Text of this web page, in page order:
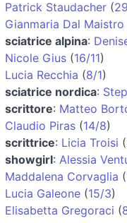
Patrick Staudacher (
Gianmaria Dal Maistro
sciatrice alpina:
Nicole Gius (16/11)
Lucia Recchia (8/1)
sciatrice nordica:
scrittore: Matteo
Claudio Piras (14/8)
scrittrice: Licia Troisi (
showgirl: Alessia
Maddalena Corvaglia (
Lucia Galeone (15/3)
Elisabetta Gregoraci (